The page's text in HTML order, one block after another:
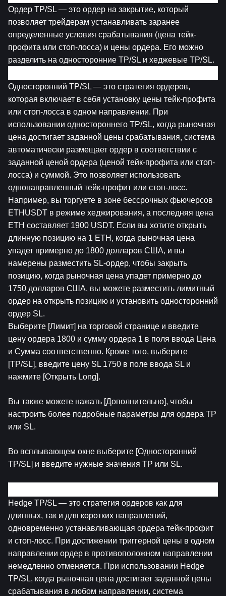
Ордер TP/SL — это ордер на закрытие, который
позволяет трейдерам устанавливать заранее
определенные условия срабатывания (цена тейк-
профита или стоп-лосса) и цены ордера. Его можно
разделить на односторонние TP/SL и хеджевые TP/SL.
Односторонний TP/SL — это стратегия ордеров,
которая включает в себя установку цены тейк-профита
или стоп-лосса в одном направлении. При
использовании одностороннего TP/SL, когда рыночная
цена достигает заданной цены срабатывания, система
автоматически размещает ордер в соответствии с
заданной ценой ордера (ценой тейк-профита или стоп-
лосса) и суммой. Это позволяет использовать
однонаправленный тейк-профит или стоп-лосс.
Например, вы торгуете в зоне бессрочных фьючерсов
ETHUSDT в режиме хеджирования, а последняя цена
ETH составляет 1900 USDT. Если вы хотите открыть
длинную позицию на 1 ETH, когда рыночная цена
упадет примерно до 1800 долларов США, и вы
намерены разместить SL-ордер, чтобы закрыть
позицию, когда рыночная цена упадет примерно до
1750 долларов США, вы можете разместить лимитный
ордер на открыть позицию и установить односторонний
ордер SL.
Выберите [Лимит] на торговой странице и введите
цену ордера 1800 и сумму ордера 1 в поля ввода Цена
и Сумма соответственно. Кроме того, выберите
[TP/SL], введите цену SL 1750 в поле ввода SL и
нажмите [Открыть Long].
Вы также можете нажать [Дополнительно], чтобы
настроить более подробные параметры для ордера TP
или SL.
Во всплывающем окне выберите [Односторонний
TP/SL] и введите нужные значения TP или SL.
Hedge TP/SL — это стратегия ордеров как для
длинных, так и для коротких направлений,
одновременно устанавливающая ордера тейк-профит
и стоп-лосс. При достижении триггерной цены в одном
направлении ордер в противоположном направлении
немедленно отменяется. При использовании Hedge
TP/SL, когда рыночная цена достигает заданной цены
срабатывания в любом направлении, система